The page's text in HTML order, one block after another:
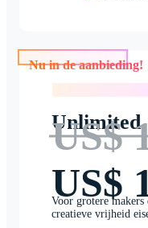
Nu in de aanbieding!
Unlimited
US$
US$
Voor grotere makers
creatieve vrijheid